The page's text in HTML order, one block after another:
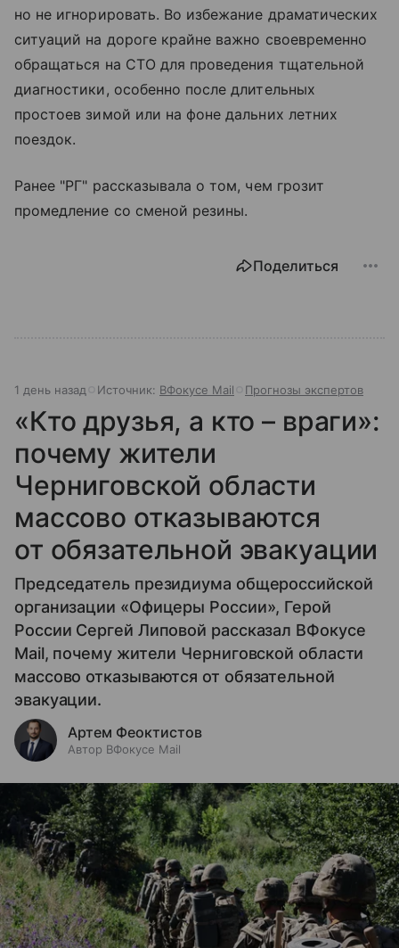
но не игнорировать. Во избежание драматических
ситуаций на дороге крайне важно своевременно
обращаться на СТО для проведения тщательной
диагностики, особенно после длительных
простоев зимой или на фоне дальних летних
поездок.
Ранее "РГ" рассказывала о том, чем грозит
промедление со сменой резины.
Поделиться
1 день назад Источник: ВФокусе Mail Прогнозы экспертов
«Кто друзья, а кто – враги»:
почему жители
Черниговской области
массово отказываются
от обязательной эвакуации
Председатель президиума общероссийской
организации «Офицеры России», Герой
России Сергей Липовой рассказал ВФокусе
Mail, почему жители Черниговской области
массово отказываются от обязательной
эвакуации.
Артем Феоктистов
Автор ВФокусе Mail